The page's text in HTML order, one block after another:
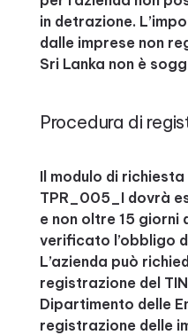
in detrazione.
dalle imprese non
Sri Lanka non è
Procedura di
Il modulo di
TPR_005_I dovrà
e non oltre 15 giorni
verificato l’obbligo
L’azienda può
registrazione del TIN
Dipartimento delle
registrazione delle